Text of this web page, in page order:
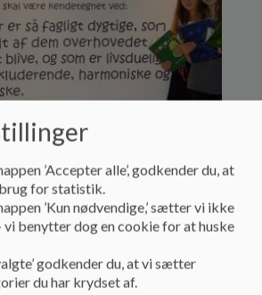
som hænger rundt
den måde understøtter det
med hver dag at indfri det som
’Accepter alle’, godkender du, at
for statistik.
’Kun nødvendige,’ sætter vi ikke
benytter dog en cookie for at huske
godkender du, at vi sætter
du har krydset af.